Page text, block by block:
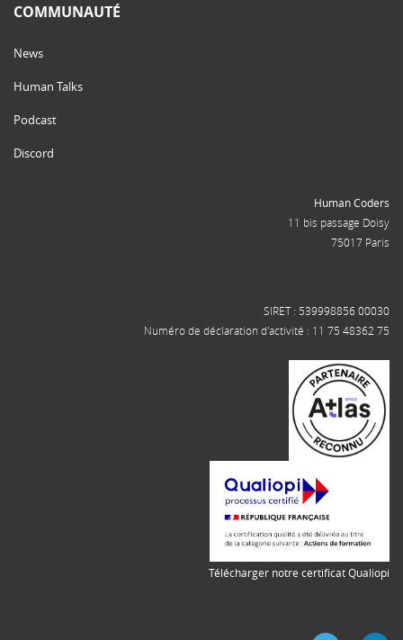
COMMUNAUTÉ
News
Human Talks
Podcast
Discord
Human Coders
11 bis passage Doisy
75017 Paris
SIRET : 539998856 00030
Numéro de déclaration d'activité : 11 75 48362 75
Télécharger notre certificat Qualiopi